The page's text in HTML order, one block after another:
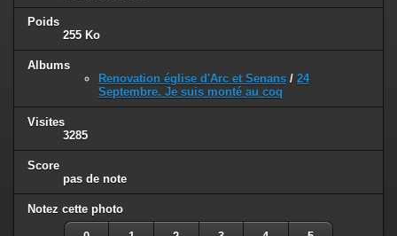
Poids
255 Ko
Albums
Renovation église d'Arc et Senans / 24
Septembre. Je suis monté au coq
Visites
3285
Score
pas de note
Notez cette photo